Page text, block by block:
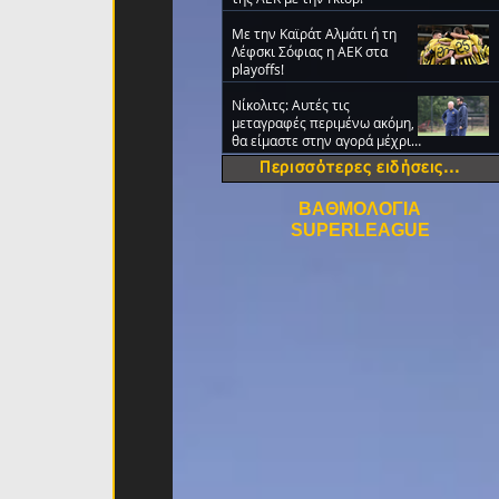
Με την Καϊράτ Αλμάτι ή τη
Λέφσκι Σόφιας η ΑΕΚ στα
playoffs!
Νίκολιτς: Αυτές τις
μεταγραφές περιμένω ακόμη,
θα είμαστε στην αγορά μέχρι
την τελευταία ημέρα
ΒΑΘΜΟΛΟΓΙΑ
SUPERLEAGUE
Περισσότερες ειδήσεις...